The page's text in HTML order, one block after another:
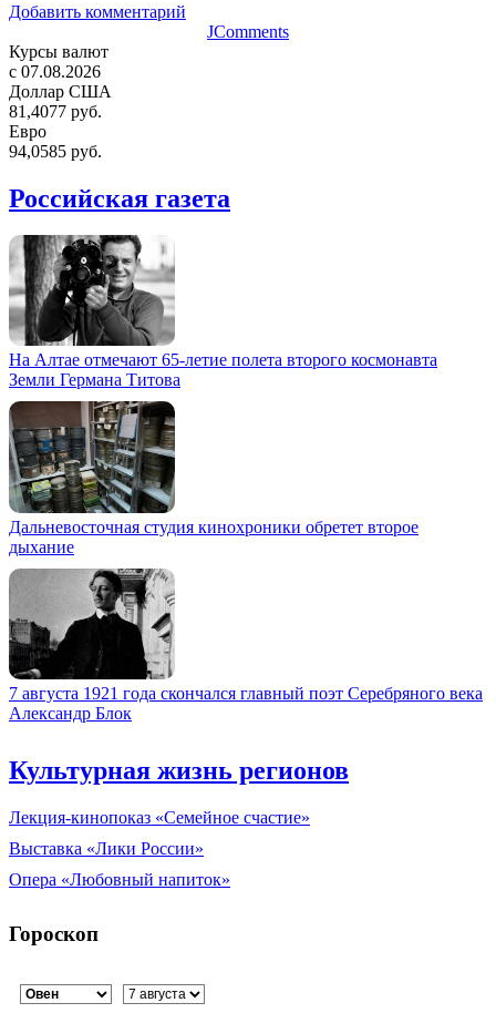
Добавить комментарий
JComments
Курсы валют
c 07.08.2026
Доллар США
81,4077 руб.
Евро
94,0585 руб.
Российская газета
На Алтае отмечают 65-летие полета второго космонавта
Земли Германа Титова
Дальневосточная студия кинохроники обретет второе
дыхание
7 августа 1921 года скончался главный поэт Серебряного века
Александр Блок
Культурная жизнь регионов
Лекция-кинопоказ «Семейное счастие»
Выставка «Лики России»
Опера «Любовный напиток»
Гороскоп